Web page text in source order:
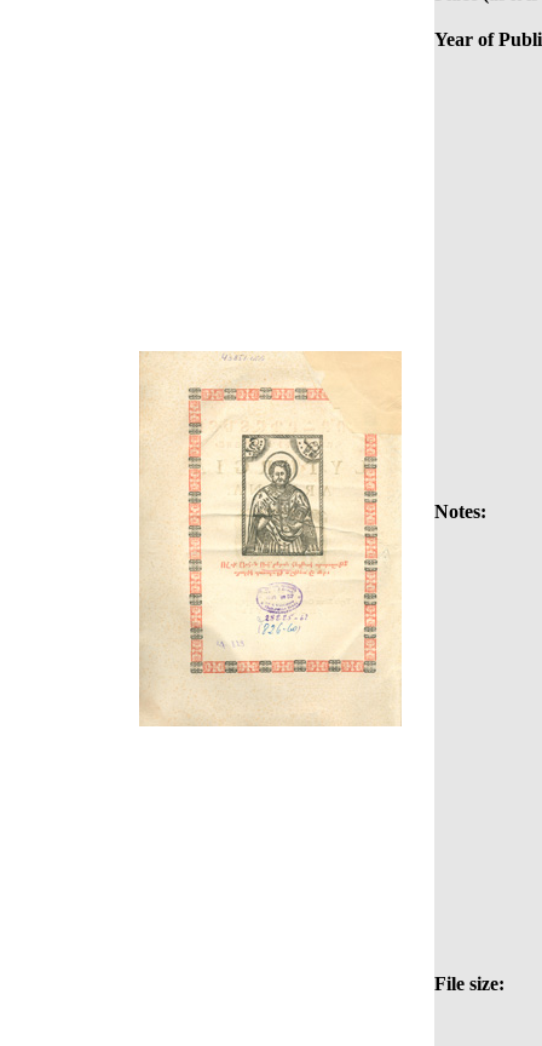
Year of
Notes:
File size: